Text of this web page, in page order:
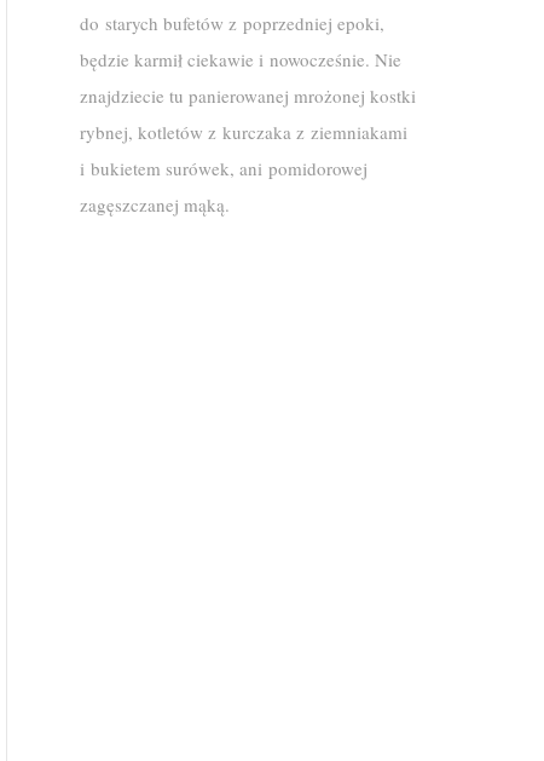
do starych bufetów z poprzedniej epoki,
będzie karmił ciekawie i nowocześnie. Nie
znajdziecie tu panierowanej mrożonej kostki
rybnej, kotletów z kurczaka z ziemniakami
i bukietem surówek, ani pomidorowej
zagęszczanej mąką.